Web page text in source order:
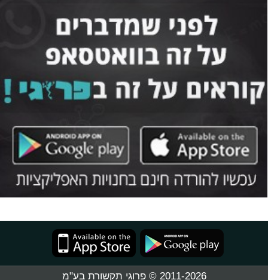
2011-2026 © פרוגי תקשורת בע"מ